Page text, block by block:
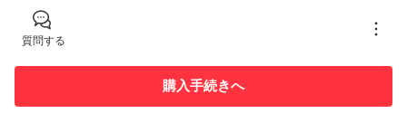
質問する
購入手続きへ